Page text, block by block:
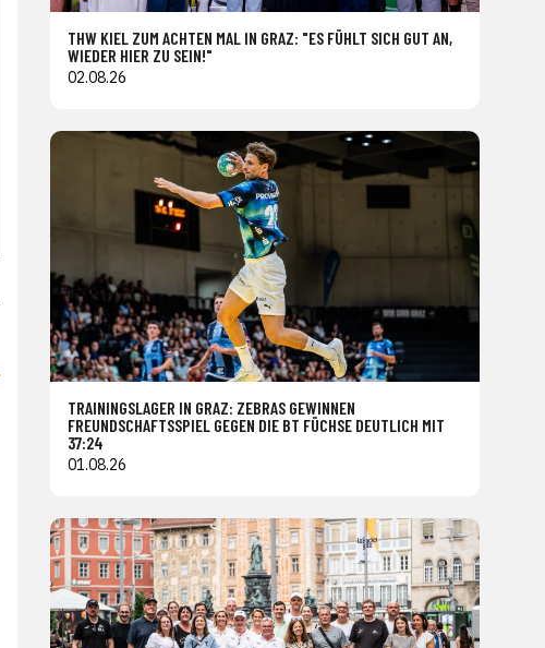
THW KIEL ZUM ACHTEN MAL IN GRAZ: "ES FÜHLT SICH GUT AN,
WIEDER HIER ZU SEIN!"
02.08.26
TRAININGSLAGER IN GRAZ: ZEBRAS GEWINNEN
FREUNDSCHAFTSSPIEL GEGEN DIE BT FÜCHSE DEUTLICH MIT
37:24
01.08.26